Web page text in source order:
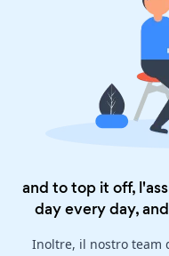
and to top it off,
day every day,
Inoltre, il nostro team